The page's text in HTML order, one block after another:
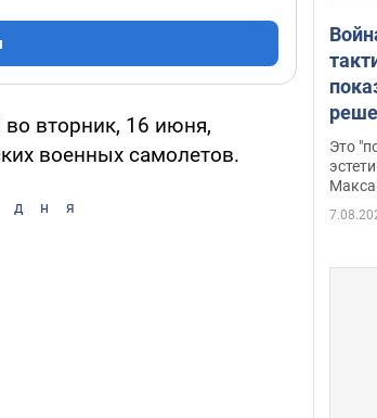
вторник, 16 июня,
военных самолетов.
дня
Это